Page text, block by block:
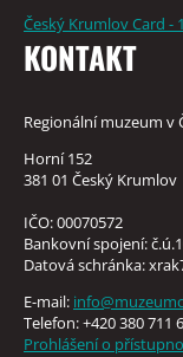
Český Krumlov Card -
KONTAKT
Regionální muzeum v
Horní 152
381 01 Český Krumlov
IČO: 00070572
Bankovní spojení:
Datová schránka:
E-mail:
Telefon: +420 380 711
Prohlášení o